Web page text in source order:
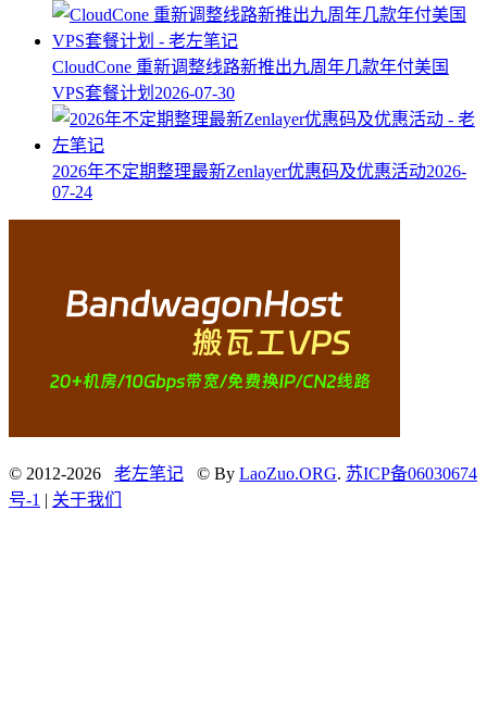
CloudCone 重新调整线路新推出九周年几款年付美国
VPS套餐计划 2026-07-30
2026年不定期整理最新Zenlayer优惠码及优惠活动2026-
07-24
© 2012-2026 老左笔记 © By LaoZuo.ORG. 苏ICP备06030674
号-1 | 关于我们